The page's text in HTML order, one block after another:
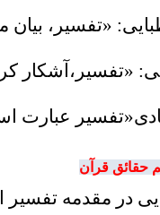
«تفسیر،
«تفسیر،آشکار
عبارت
حقائق قرآن
در مقدمه